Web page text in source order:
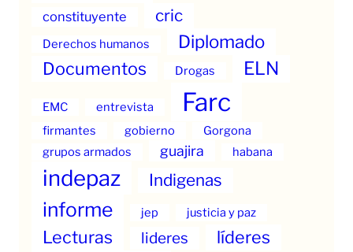
constituyente cric
Derechos humanos Diplomado
Documentos Drogas ELN
EMC entrevista Farc
firmantes gobierno
Gorgona
grupos armados
guajira habana
indepaz Indigenas
informe jep justicia y paz
Lecturas lideres líderes